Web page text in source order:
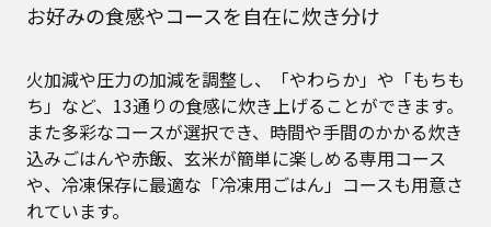
お好みの食感やコースを自在に炊き分け
火加減や圧力の加減を調整し、「やわらか」や「もちも
ち」など、13通りの食感に炊き上げることができます。
また多彩なコースが選択でき、時間や手間のかかる炊き
込みごはんや赤飯、玄米が簡単に楽しめる専用コース
や、冷凍保存に最適な「冷凍用ごはん」コースも用意さ
れています。